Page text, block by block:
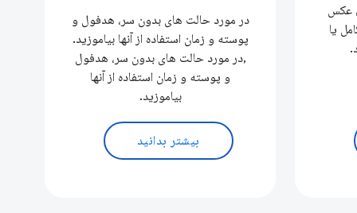
, عکس
یا
در مورد حالت های بدون سر، هدفول و
پوسته و زمان استفاده از آنها بیاموزید.
,در مورد حالت های بدون سر، هدفول
و پوسته و زمان استفاده از آنها
بیاموزید.
بیشتر بدانید